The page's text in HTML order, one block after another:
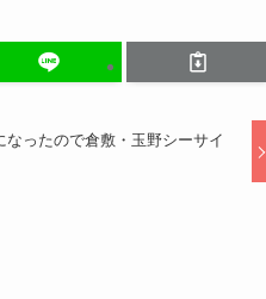
ったので倉敷・玉野シーサイ